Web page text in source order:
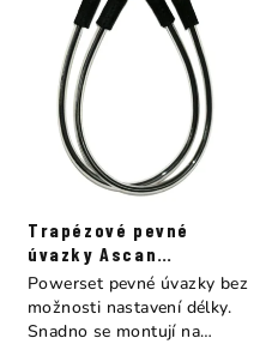
Trapézové pevné
úvazky Ascan
Powerset
Powerset pevné úvazky bez
možnosti nastavení délky.
Snadno se montují na